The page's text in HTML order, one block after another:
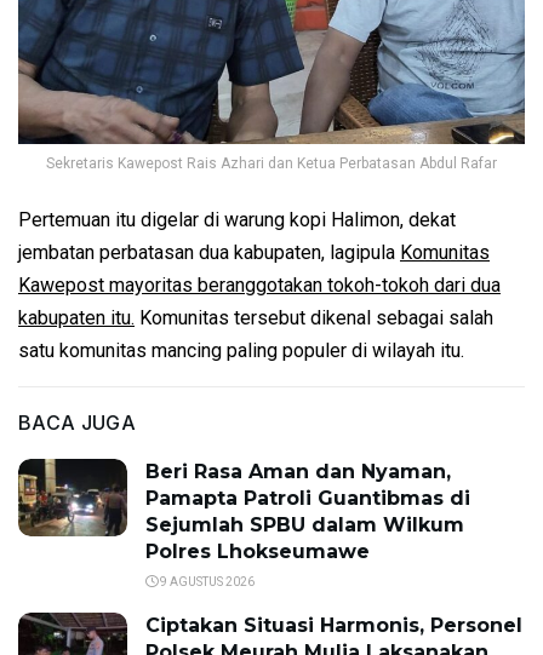
Sekretaris Kawepost Rais Azhari dan Ketua Perbatasan Abdul Rafar
Pertemuan itu digelar di warung kopi Halimon, dekat
jembatan perbatasan dua kabupaten, lagipula Komunitas
Kawepost mayoritas beranggotakan tokoh-tokoh dari dua
kabupaten itu. Komunitas tersebut dikenal sebagai salah
satu komunitas mancing paling populer di wilayah itu.
BACA JUGA
Beri Rasa Aman dan Nyaman,
Pamapta Patroli Guantibmas di
Sejumlah SPBU dalam Wilkum
Polres Lhokseumawe
9 AGUSTUS 2026
Ciptakan Situasi Harmonis, Personel